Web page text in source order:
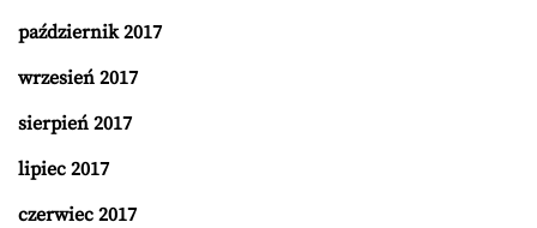
październik 2017
wrzesień 2017
sierpień 2017
lipiec 2017
czerwiec 2017